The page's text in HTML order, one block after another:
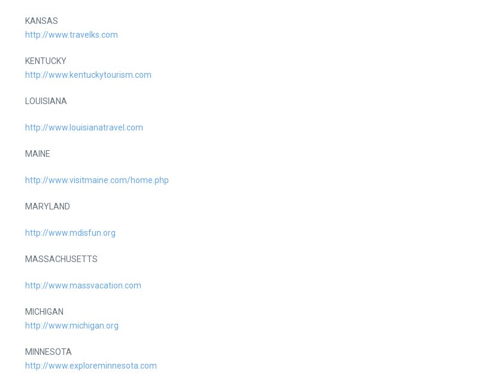
KANSAS
http://www.travelks.com
KENTUCKY
http://www.kentuckytourism.com
LOUISIANA
http://www.louisianatravel.com
MAINE
http://www.visitmaine.com/home.php
MARYLAND
http://www.mdisfun.org
MASSACHUSETTS
http://www.massvacation.com
MICHIGAN
http://www.michigan.org
MINNESOTA
http://www.exploreminnesota.com